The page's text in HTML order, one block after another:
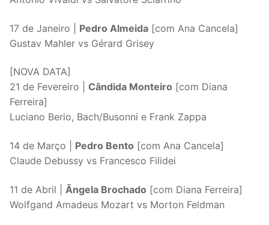
17 de Janeiro | Pedro Almeida [com Ana Cancela]
Gustav Mahler vs Gérard Grisey
[NOVA DATA]
21 de Fevereiro | Cândida Monteiro [com Diana
Ferreira]
Luciano Berio, Bach/Busonni e Frank Zappa
14 de Março | Pedro Bento [com Ana Cancela]
Claude Debussy vs Francesco Filidei
11 de Abril | Ângela Brochado [com Diana Ferreira]
Wolfgand Amadeus Mozart vs Morton Feldman